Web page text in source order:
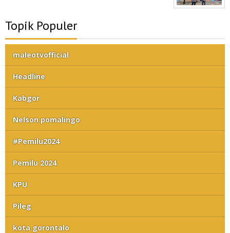
Topik Populer
maleotvofficial
Headline
Kabgor
Nelson pomalingo
#Pemilu2024
Pemilu 2024
KPU
Pileg
kota gorontalo